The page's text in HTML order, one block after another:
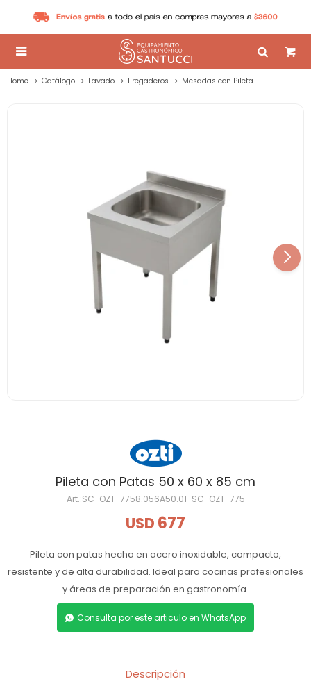

Home Catálogo Lavado Fregaderos Mesadas con Pileta
Pileta con Patas 50 x 60 x 85 cm
SC-OZT-7758.056A50.01-SC-OZT-775
USD 677
Pileta con patas hecha en acero inoxidable, compacto,
resistente y de alta durabilidad. Ideal para cocinas profesionales
y áreas de preparación en gastronomía.
Consulta por este articulo en WhatsApp
Descripción